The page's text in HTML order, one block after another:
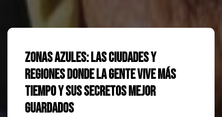
Zonas Azules: Las ciudades y
regiones donde la gente vive más
tiempo y sus secretos mejor
guardados